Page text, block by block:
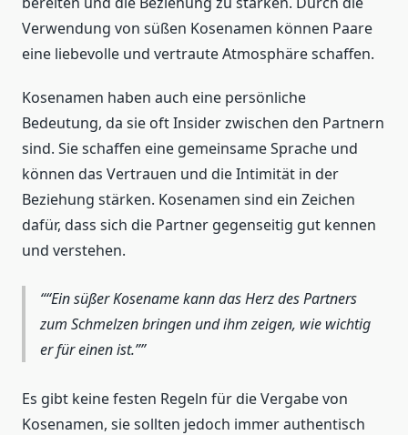
Verwendung von süßen Kosenamen können Paare
eine liebevolle und vertraute Atmosphäre schaffen.
Kosenamen haben auch eine persönliche
Bedeutung, da sie oft Insider zwischen den Partnern
sind. Sie schaffen eine gemeinsame Sprache und
können das Vertrauen und die Intimität in der
Beziehung stärken. Kosenamen sind ein Zeichen
dafür, dass sich die Partner gegenseitig gut kennen
und verstehen.
“Ein süßer Kosename kann das Herz des Partners
zum Schmelzen bringen und ihm zeigen, wie wichtig
er für einen ist.”
Es gibt keine festen Regeln für die Vergabe von
Kosenamen, sie sollten jedoch immer authentisch